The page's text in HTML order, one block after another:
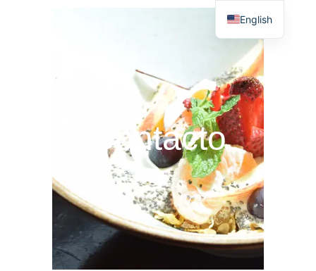
Contacto
English